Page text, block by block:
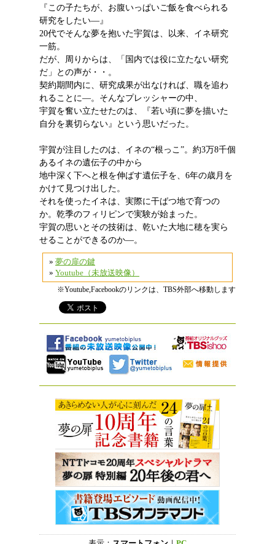
『この子たちが、お腹いっぱいご飯を食べられる
研究をしたい―』
20代でそんな夢を抱いた宇賀は、以来、イネ研究
一筋。
だが、周りからは、「国内では役に立たない研究
だ」との声が・・。
契約期間内に、研究成果が出なければ、職を追わ
れることに―。そんなプレッシャーの中、
宇賀を奮い立たせたのは、『若い頃に夢を描いた
自分を裏切らない』という思いだった。
宇賀が注目したのは、イネの“根っこ”。約3万8千個
あるイネの遺伝子の中から
地中深く下へと根を伸ばす遺伝子を、6年の歳月を
かけて見つけ出した。
それを使ったイネは、実際に干ばつ地で育つの
か。乾季のフィリピンで実験が始まった。
宇賀の思いとその技術は、乾いた大地に穂を実ら
せることができるのか―。
» 夢の扉の鍵
» Youtube（未放送映像）
※Youtube,Facebookのリンクは、TBS外部へ移動します